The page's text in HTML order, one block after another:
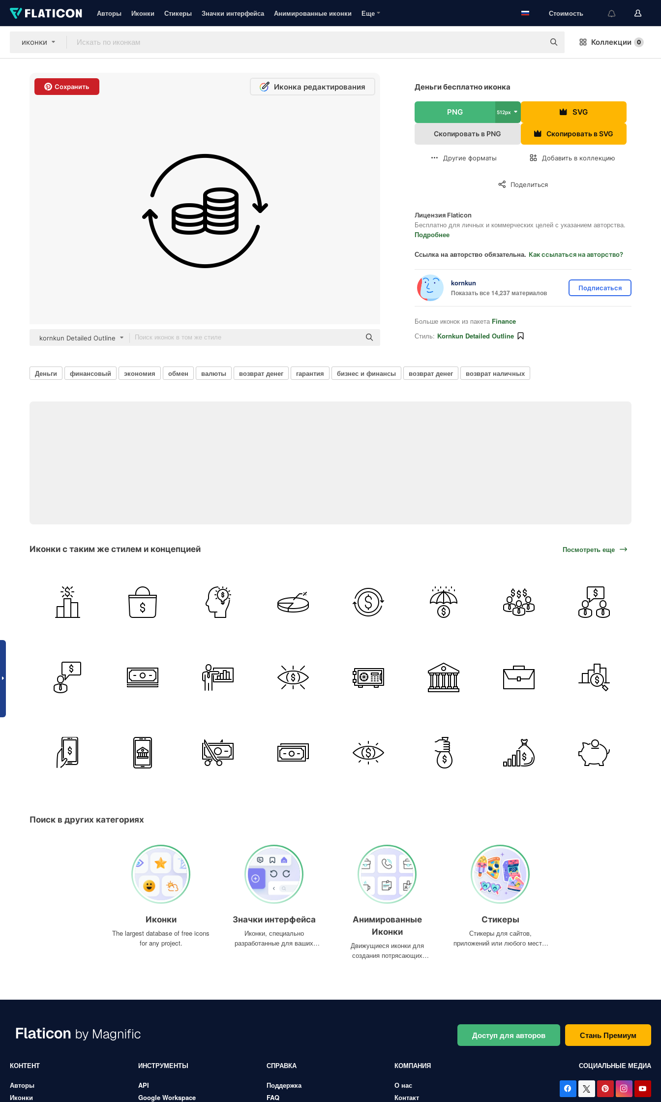
Авторы Иконки Стикеры Значки интерфейса Анимированные иконки Еще Стоимость
иконки Коллекции 0
Сохранить Иконка редактирования
kornkun Detailed Outline
Деньги бесплатно иконка
PNG 512px SVG
Скопировать в PNG Скопировать в SVG
Другие форматы Добавить в коллекцию
Поделиться
Лицензия Flaticon
Бесплатно для личных и коммерческих целей с указанием авторства.
Подробнее
Ссылка на авторство обязательна. Как ссылаться на авторство?
kornkun
Показать все 14,237 материалов
Подписаться
Больше иконок из пакета Finance
Стиль: Kornkun Detailed Outline
Деньги финансовый экономия обмен валюты возврат денег гарантия бизнес и финансы возврат денег возврат наличных
Иконки с таким же стилем и концепцией Посмотреть еще
Поиск в других категориях
Иконки
The largest database of free icons
for any project.
Значки интерфейса
Иконки, специально
разработанные для ваших
Анимированные
Иконки
Движущиеся иконки для
создания потрясающих
Стикеры
Стикеры для сайтов,
приложений или любого места,
Доступ для авторов Стань Премиум
КОНТЕНТ
Авторы
Иконки
ИНСТРУМЕНТЫ
API
Google Workspace
СПРАВКА
Поддержка
FAQ
КОМПАНИЯ
О нас
Контакт
СОЦИАЛЬНЫЕ МЕДИА